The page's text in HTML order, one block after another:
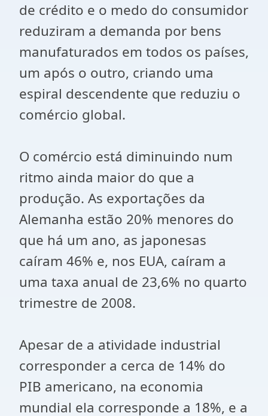
de crédito e o medo do consumidor
reduziram a demanda por bens
manufaturados em todos os países,
um após o outro, criando uma
espiral descendente que reduziu o
comércio global.
O comércio está diminuindo num
ritmo ainda maior do que a
produção. As exportações da
Alemanha estão 20% menores do
que há um ano, as japonesas
caíram 46% e, nos EUA, caíram a
uma taxa anual de 23,6% no quarto
trimestre de 2008.
Apesar de a atividade industrial
corresponder a cerca de 14% do
PIB americano, na economia
mundial ela corresponde a 18%, e a